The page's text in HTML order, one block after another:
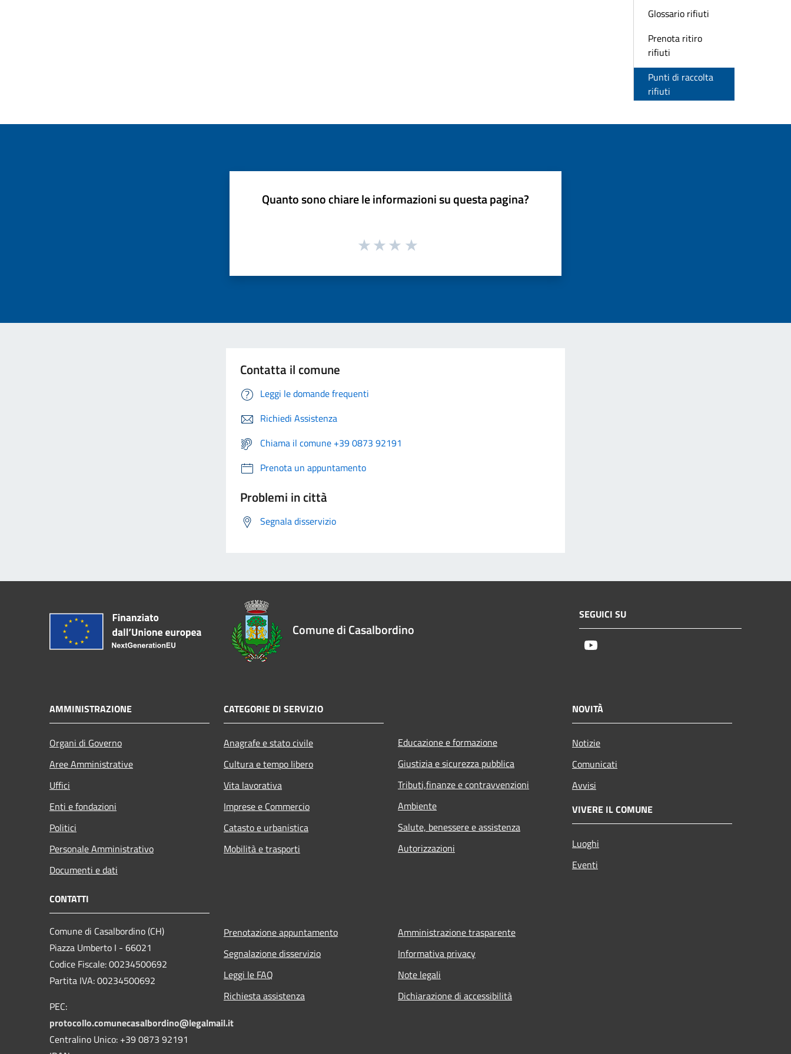
Glossario rifiuti
Prenota ritiro
rifiuti
Punti di raccolta
rifiuti
Quanto sono chiare le informazioni su questa pagina?
Contatta il comune
Leggi le domande frequenti
Richiedi Assistenza
Chiama il comune +39 0873 92191
Prenota un appuntamento
Problemi in città
Segnala disservizio
Comune di Casalbordino
SEGUICI SU
AMMINISTRAZIONE
Organi di Governo
Aree Amministrative
Uffici
Enti e fondazioni
Politici
Personale Amministrativo
Documenti e dati
CATEGORIE DI SERVIZIO
Anagrafe e stato civile
Cultura e tempo libero
Vita lavorativa
Imprese e Commercio
Catasto e urbanistica
Mobilità e trasporti
Educazione e formazione
Giustizia e sicurezza pubblica
Tributi,finanze e contravvenzioni
Ambiente
Salute, benessere e assistenza
Autorizzazioni
NOVITÀ
Notizie
Comunicati
Avvisi
VIVERE IL COMUNE
Luoghi
Eventi
CONTATTI
Comune di Casalbordino (CH)
Piazza Umberto I - 66021
Codice Fiscale: 00234500692
Partita IVA: 00234500692
PEC:
protocollo.comunecasalbordino@legalmail.it
Centralino Unico: +39 0873 92191
Prenotazione appuntamento
Segnalazione disservizio
Leggi le FAQ
Richiesta assistenza
Amministrazione trasparente
Informativa privacy
Note legali
Dichiarazione di accessibilità